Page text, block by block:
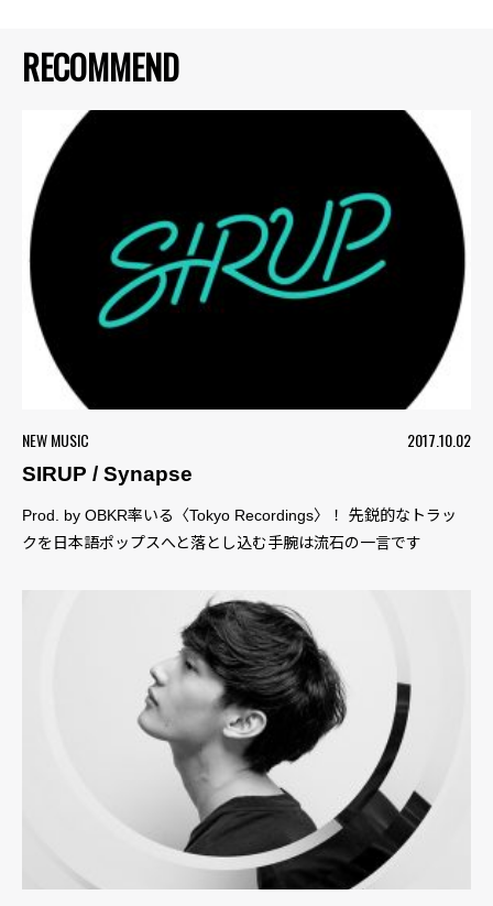
RECOMMEND
NEW MUSIC
2017.10.02
SIRUP / Synapse
Prod. by OBKR率いる〈Tokyo Recordings〉！ 先鋭的なトラッ
クを日本語ポップスへと落とし込む手腕は流石の一言です